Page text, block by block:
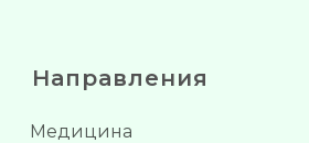
Направления
Медицина